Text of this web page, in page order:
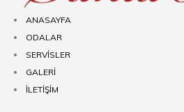
ANASAYFA
ODALAR
SERVİSLER
GALERİ
İLETİŞİM